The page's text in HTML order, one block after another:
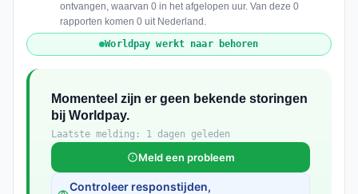
ontvangen, waarvan 0 in het afgelopen uur. Van deze 0
rapporten komen 0 uit Nederland.
Worldpay werkt naar behoren
Momenteel zijn er geen bekende storingen
bij Worldpay.
Laatste melding: 1 dagen geleden
Meld een probleem
Controleer responstijden,